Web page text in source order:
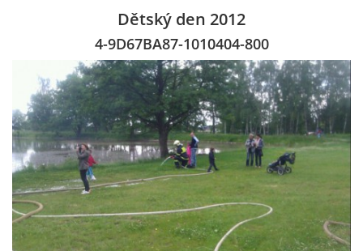
ZÁSAHOVÁ JEDNOTKA
ZÁSAHY
FOTOALBUM
TECHNIKA
Dětský den 2012
4-9D67BA87-1010404-800